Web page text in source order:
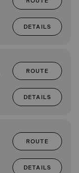
DETAILS
ROUTE
DETAILS
ROUTE
DETAILS